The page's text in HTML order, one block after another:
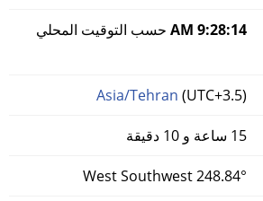
9:28:15 AM
حسب التوقيت المحلي
Asia/Tehran (UTC+3.5)